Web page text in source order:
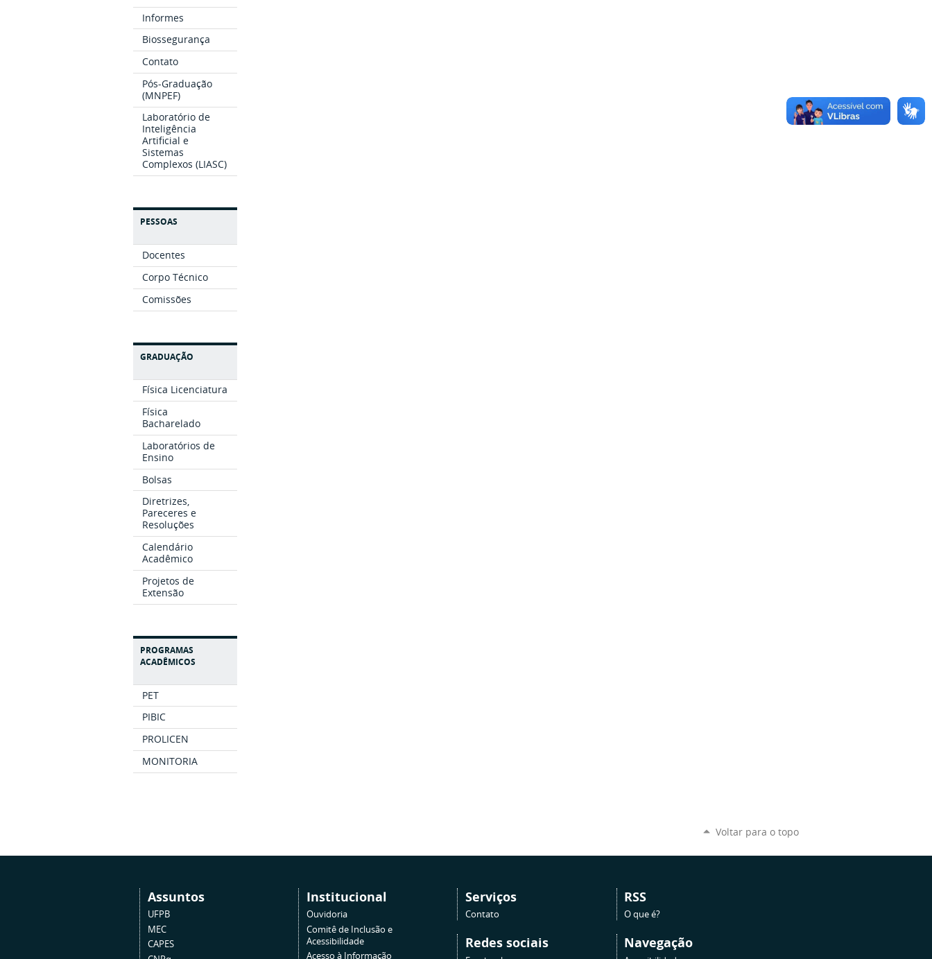
Informes
Biossegurança
Contato
Pós-Graduação
(MNPEF)
Laboratório de
Inteligência
Artificial e
Sistemas
Complexos (LIASC)
PESSOAS
Docentes
Corpo Técnico
Comissões
GRADUAÇÃO
Física Licenciatura
Física
Bacharelado
Laboratórios de
Ensino
Bolsas
Diretrizes,
Pareceres e
Resoluções
Calendário
Acadêmico
Projetos de
Extensão
PROGRAMAS
ACADÊMICOS
PET
PIBIC
PROLICEN
MONITORIA
Voltar para o topo
Assuntos
UFPB
MEC
CAPES
Institucional
Ouvidoria
Comitê de Inclusão e
Acessibilidade
Acesso à Informação
Serviços
Contato
Redes sociais
RSS
O que é?
Navegação